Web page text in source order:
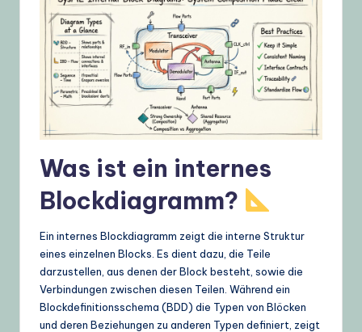
U
p
d
Was ist ein internes
Blockdiagramm?
Ein internes Blockdiagramm zeigt die interne Struktur
eines einzelnen Blocks. Es dient dazu, die Teile
darzustellen, aus denen der Block besteht, sowie die
Verbindungen zwischen diesen Teilen. Während ein
Blockdefinitionsschema (BDD) die Typen von Blöcken
und deren Beziehungen zu anderen Typen definiert, zeigt